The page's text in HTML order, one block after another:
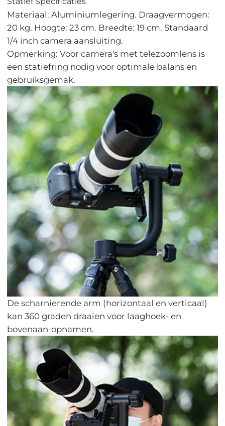
Materiaal: Aluminiumlegering. Draagvermogen:
20 kg. Hoogte: 23 cm. Breedte: 19 cm. Standaard
1/4 inch camera aansluiting.
Opmerking: Voor camera's met telezoomlens is
een statiefring nodig voor optimale balans en
gebruiksgemak.
De scharnierende arm (horizontaal en verticaal)
kan 360 graden draaien voor laaghoek- en
bovenaan-opnamen.